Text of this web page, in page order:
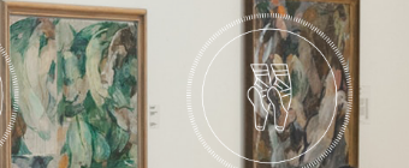
Indice de vitalité des arts
Culture Track: Canada